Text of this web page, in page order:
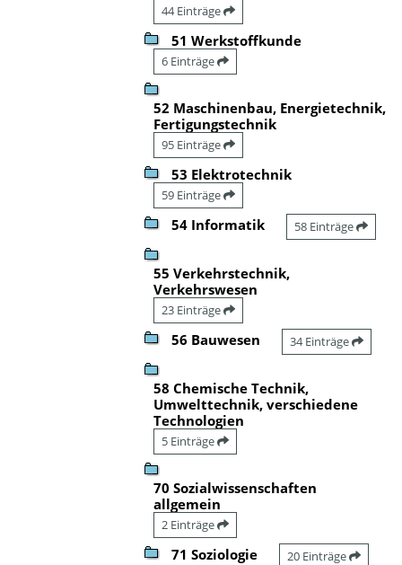
44 Einträge
51 Werkstoffkunde
6 Einträge
52 Maschinenbau, Energietechnik,
Fertigungstechnik
95 Einträge
53 Elektrotechnik
59 Einträge
54 Informatik 58 Einträge
55 Verkehrstechnik,
Verkehrswesen
23 Einträge
56 Bauwesen 34 Einträge
58 Chemische Technik,
Umwelttechnik, verschiedene
Technologien
5 Einträge
70 Sozialwissenschaften
allgemein
2 Einträge
71 Soziologie 20 Einträge